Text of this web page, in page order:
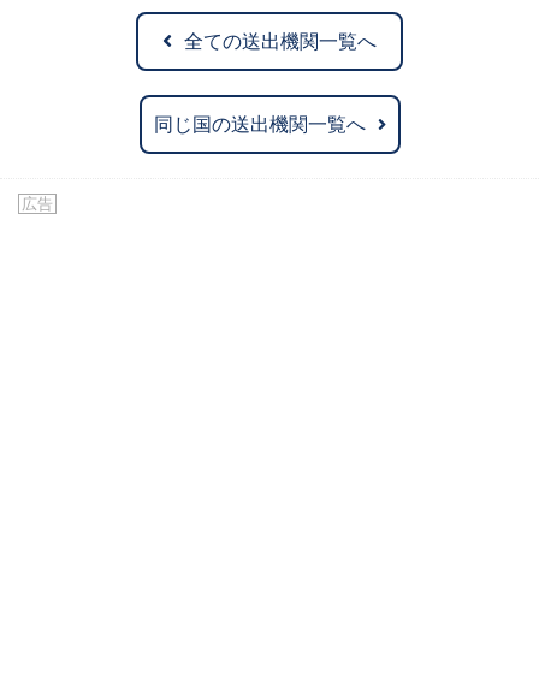
全ての送出機関一覧へ
同じ国の送出機関一覧へ
広告